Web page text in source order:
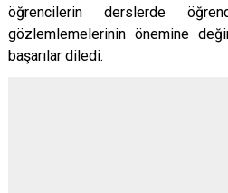
öğrencilerin derslerde
gözlemlemelerinin önemine
başarılar diledi.